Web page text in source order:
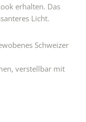
erhalten. Das
Licht.
Schweizer
verstellbar mit